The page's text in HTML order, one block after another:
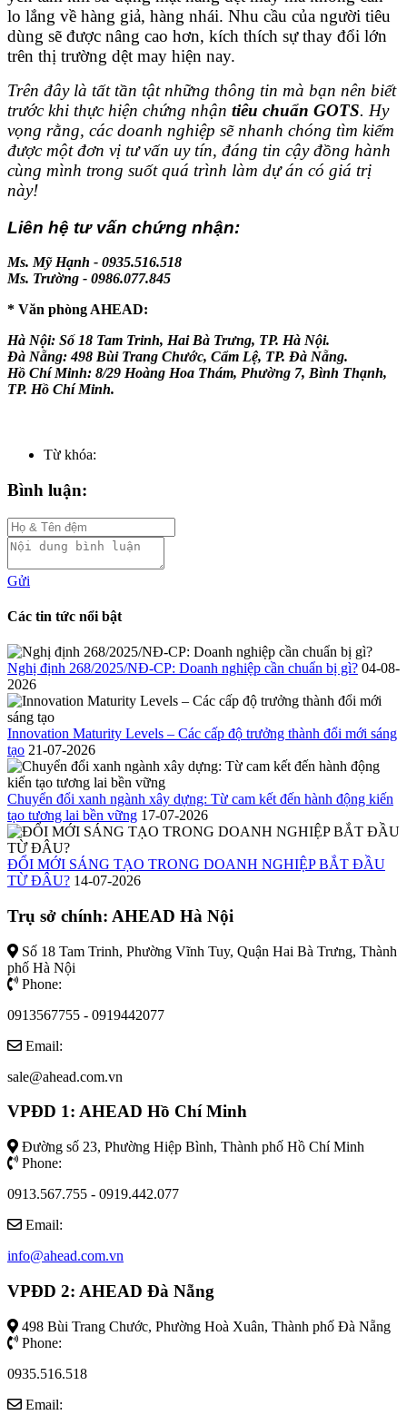
lo lắng về hàng giả, hàng nhái. Nhu cầu của người tiêu
dùng sẽ được nâng cao hơn, kích thích sự thay đổi lớn
trên thị trường dệt may hiện nay.
Trên đây là tất tần tật những thông tin mà bạn nên biết
trước khi thực hiện chứng nhận tiêu chuẩn GOTS. Hy
vọng rằng, các doanh nghiệp sẽ nhanh chóng tìm kiếm
được một đơn vị tư vấn uy tín, đáng tin cậy đồng hành
cùng mình trong suốt quá trình làm dự án có giá trị
này!
Liên hệ tư vấn chứng nhận:
Ms. Mỹ Hạnh - 0935.516.518
Ms. Trường - 0986.077.845
* Văn phòng AHEAD:
Hà Nội: Số 18 Tam Trinh, Hai Bà Trưng, TP. Hà Nội.
Đà Nẵng: 498 Bùi Trang Chước, Cẩm Lệ, TP. Đà Nẵng.
Hồ Chí Minh: 8/29 Hoàng Hoa Thám, Phường 7, Bình Thạnh,
TP. Hồ Chí Minh.
Từ khóa:
Bình luận:
Gửi
Các tin tức nổi bật
Nghị định 268/2025/NĐ-CP: Doanh nghiệp cần chuẩn bị gì? 04-08-
2026
Innovation Maturity Levels – Các cấp độ trưởng thành đổi mới sáng
tạo 21-07-2026
Chuyển đổi xanh ngành xây dựng: Từ cam kết đến hành động kiến
tạo tương lai bền vững 17-07-2026
ĐỔI MỚI SÁNG TẠO TRONG DOANH NGHIỆP BẮT ĐẦU
TỪ ĐÂU? 14-07-2026
Trụ sở chính: AHEAD Hà Nội
Số 18 Tam Trinh, Phường Vĩnh Tuy, Quận Hai Bà Trưng, Thành
phố Hà Nội
Phone:
0913567755 - 0919442077
Email:
sale@ahead.com.vn
VPĐD 1: AHEAD Hồ Chí Minh
Đường số 23, Phường Hiệp Bình, Thành phố Hồ Chí Minh
Phone:
0913.567.755 - 0919.442.077
Email:
info@ahead.com.vn
VPĐD 2: AHEAD Đà Nẵng
498 Bùi Trang Chước, Phường Hoà Xuân, Thành phố Đà Nẵng
Phone:
0935.516.518
Email: